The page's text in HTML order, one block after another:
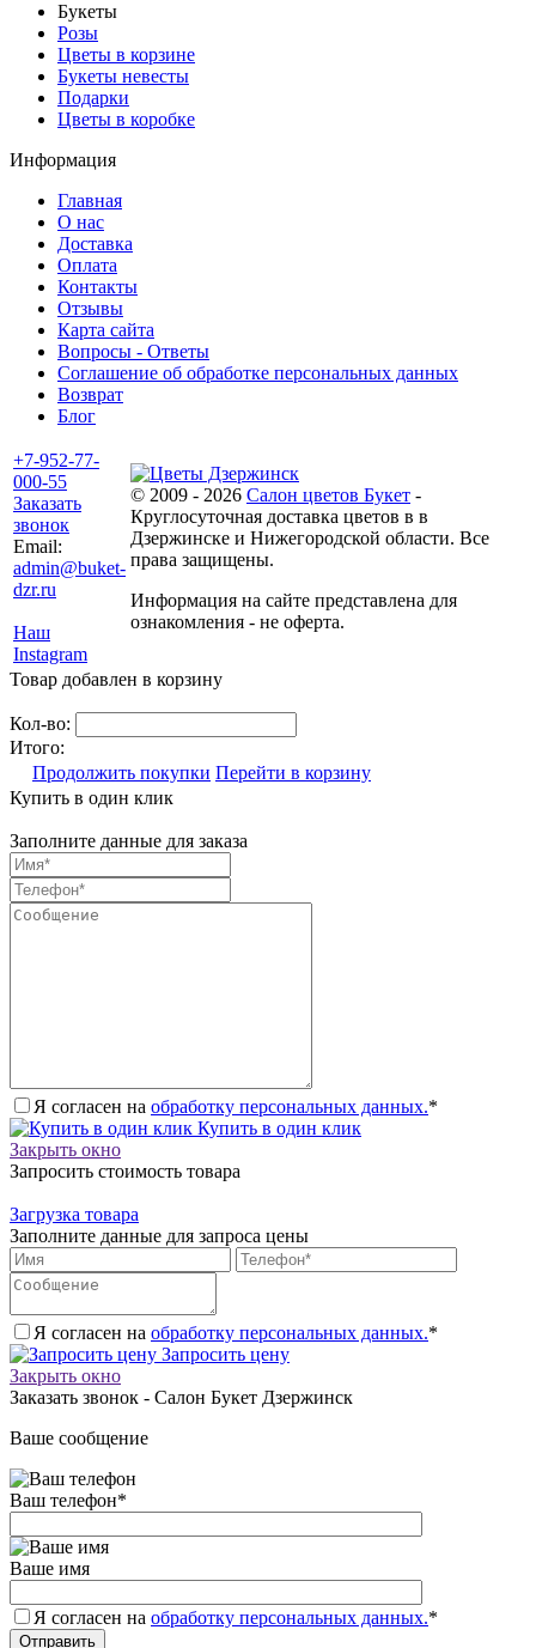
Букеты
Розы
Цветы в корзине
Букеты невесты
Подарки
Цветы в коробке
Информация
Главная
О нас
Доставка
Оплата
Контакты
Отзывы
Карта сайта
Вопросы - Ответы
Соглашение об обработке персональных данных
Возврат
Блог
+7-952-77-
000-55
Заказать
звонок
Email:
admin@buket-
dzr.ru
Наш
Instagram
© 2009 - 2026 Салон цветов Букет -
Круглосуточная доставка цветов в в
Дзержинске и Нижегородской области. Все
права защищены.
Информация на сайте представлена для
ознакомления - не оферта.
Товар добавлен в корзину
Кол-во:
Итого:
Продолжить покупки Перейти в корзину
Купить в один клик
Заполните данные для заказа
Я согласен на обработку персональных данных.*
Купить в один клик
Закрыть окно
Запросить стоимость товара
Загрузка товара
Заполните данные для запроса цены
Я согласен на обработку персональных данных.*
Запросить цену
Закрыть окно
Заказать звонок - Салон Букет Дзержинск
Ваше сообщение
Ваш телефон*
Ваше имя
Я согласен на обработку персональных данных.*